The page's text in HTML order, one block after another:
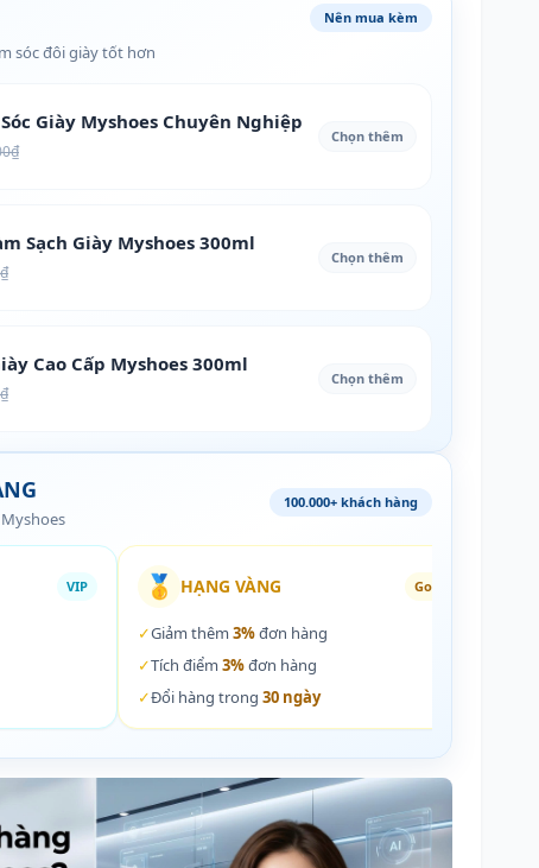
sóc đôi giày tốt hơn
Nên mua kèm
Giày Myshoes Chuyên Nghiệp
Chọn thêm
Sạch Giày Myshoes 300ml
Chọn thêm
Cao Cấp Myshoes 300ml
Chọn thêm
100.000+ khách hàng
VIP 🥇 HẠNG VÀNG Gold
✓Giảm thêm 3%đơn hàng
✓Tích điểm 3%đơn hàng
✓Đổi hàng trong 30 ngày